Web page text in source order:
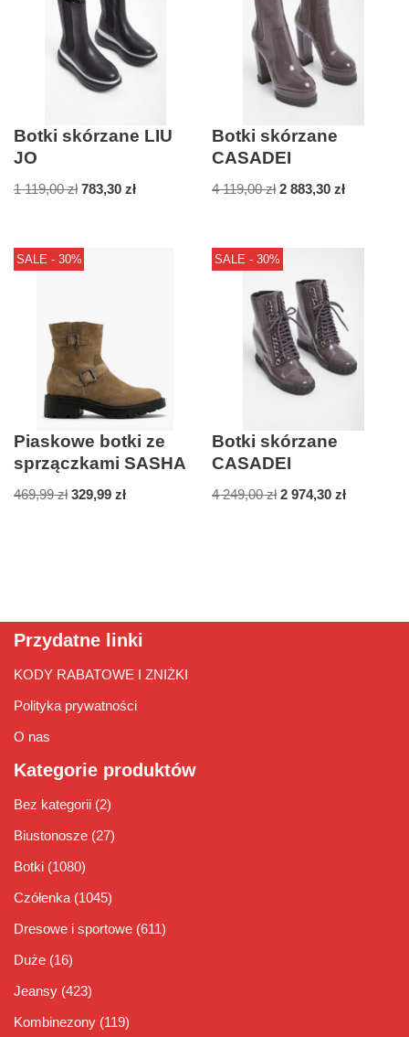
Botki skórzane LIU
JO
1 119,00zł 783,30 zł
Botki skórzane
CASADEI
4 119,00zł 2 883,30zł
SALE - 30%
Piaskowe botki ze
sprzączkami SASHA
469,99zł 329,99 zł
SALE - 30%
Botki skórzane
CASADEI
4 249,00zł 2 974,30zł
Przydatne linki
KODY RABATOWE I ZNIŻKI
Polityka prywatności
O nas
Kategorie produktów
Bez kategorii (2)
Biustonosze (27)
Botki (1080)
Czółenka (1045)
Dresowe i sportowe (611)
Duże (16)
Jeansy (423)
Kombinezony (119)